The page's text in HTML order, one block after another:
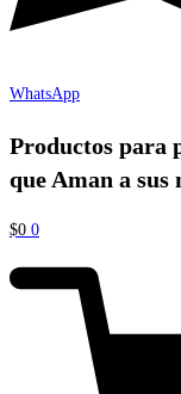
WhatsApp
Productos para
que Aman a sus
$0 0